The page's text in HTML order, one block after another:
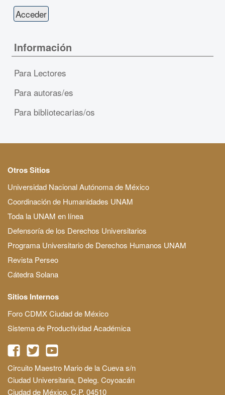
Información
Para Lectores
Para autoras/es
Para bibliotecarias/os
Otros Sitios
Universidad Nacional Autónoma de México
Coordinación de Humanidades UNAM
Toda la UNAM en línea
Defensoría de los Derechos Universitarios
Programa Universitario de Derechos Humanos UNAM
Revista Perseo
Cátedra Solana
Sitios Internos
Foro CDMX Ciudad de México
Sistema de Productividad Académica
Circuito Maestro Mario de la Cueva s/n
Ciudad Universitaria, Deleg. Coyoacán
Ciudad de México, C.P. 04510